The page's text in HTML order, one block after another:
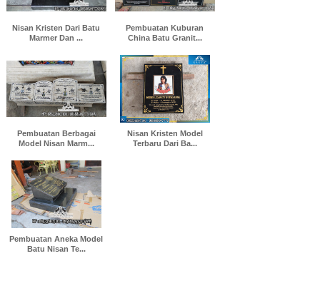
Nisan Kristen Dari Batu
Marmer Dan ...
Pembuatan Kuburan
China Batu Granit...
Pembuatan Berbagai
Model Nisan Marm...
Nisan Kristen Model
Terbaru Dari Ba...
Pembuatan Aneka Model
Batu Nisan Te...